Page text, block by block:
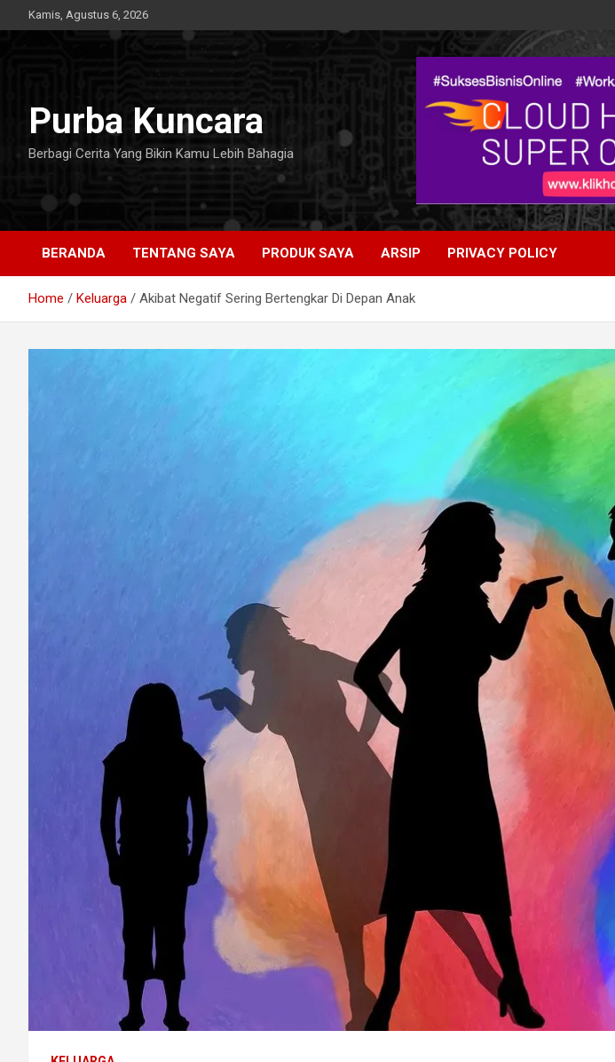
to
Kamis, Agustus 6, 2026
Purba Kuncara
Berbagi Cerita Yang Bikin Kamu Lebih Bahagia
BERANDA TENTANG SAYA PRODUK SAYA ARSIP PRIVACY POLICY
Home Keluarga Akibat Negatif Sering Bertengkar Di Depan Anak